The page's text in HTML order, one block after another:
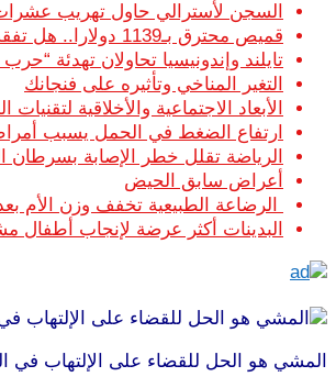
السجن لأسترالي حاول تهريب
قميص محترق بـ1139 دولارا.. هل تفقد الموضة عقلها؟
تايلند وإندونيسيا تحاولان تهدئة “حرب
التغير المناخي وتأثيره على فنجانك
الأبعاد الاجتماعية والأخلاقية
ارتفاع الضغط في الحمل يسبب
الرياضة تقلل خطر الإصابة بسرطان
أعراض سابق الحيض
الرضاعة الطبيعية تخفف وزن الأم
البدينات أكثر عرضة لإنجاب أطفال
المشي هو الحل للقضاء على الإلتهاب في